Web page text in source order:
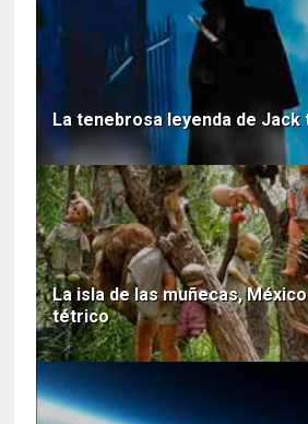
La tenebrosa leyenda de Jack
La isla de las muñecas,
tétrico